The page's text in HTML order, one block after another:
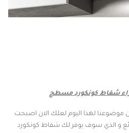
شفاط كونكورد مسطح
موضوعنا لهذا اليوم لعلك الان اصبحت
و الذي سوف يوفر لك شفاط كونكورد